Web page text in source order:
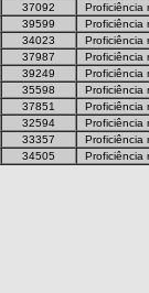
37092
Proficiência
39599
Proficiência
34023
Proficiência
37987
Proficiência
39249
Proficiência
35598
Proficiência
37851
Proficiência
32594
Proficiência
33357
Proficiência
34505 Proficiência